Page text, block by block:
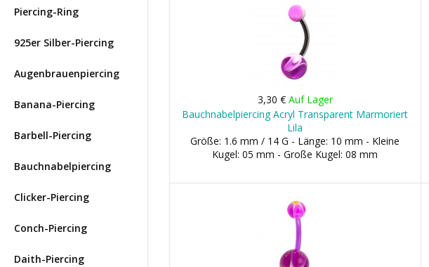
Piercing-Ring
925er Silber-Piercing
Augenbrauenpiercing
Banana-Piercing
Barbell-Piercing
Bauchnabelpiercing
Clicker-Piercing
Conch-Piercing
Daith-Piercing
3,30 € Auf Lager
Bauchnabelpiercing Acryl Transparent Marmoriert
Lila
Größe: 1.6 mm / 14 G - Länge: 10 mm - Kleine
Kugel: 05 mm - Große Kugel: 08 mm